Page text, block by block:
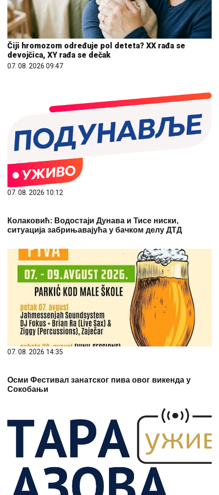
Čiji hromozom određuje pol deteta? XX rađa se
devojčica, XY rađa se dečak
07. 08. 2026 09:47
07. 08. 2026 10:12
Колаковић: Водостаји Дунава и Тисе ниски,
ситуација забрињавајућа у бачком делу ДТД
07. 08. 2026 14:35
Осми Фестивал занатског пива овог викенда у
Сокобањи